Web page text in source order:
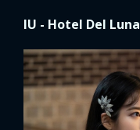
IU - Hotel Del